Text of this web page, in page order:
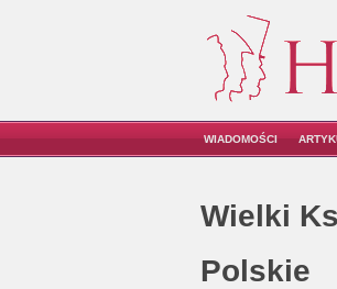
WIADOMOŚCI
Wielki
Polskie